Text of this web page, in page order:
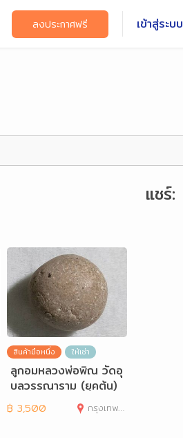
ลงประกาศฟรี เข้าสู่ระบบ
แชร์:
สินค้ามือหนึ่ง ให้เช่า
ลูกอมหลวงพ่อพิณ วัดอุ
บลวรรณาราม (ยุคต้น)
จ. ราชบุรี
฿ 3,500 กรุงเทพมหานคร